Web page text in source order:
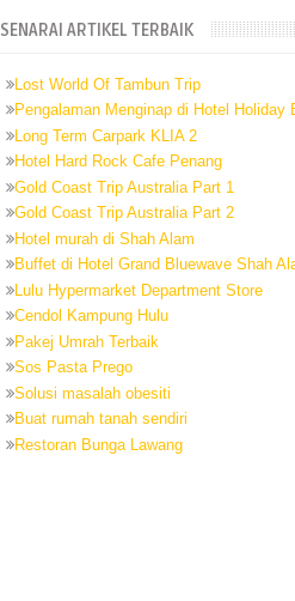
SENARAI ARTIKEL TERBAIK
Lost World Of Tambun Trip
Pengalaman Menginap di Hotel Holiday
Long Term Carpark KLIA 2
Hotel Hard Rock Cafe Penang
Gold Coast Trip Australia Part 1
Gold Coast Trip Australia Part 2
Hotel murah di Shah Alam
Buffet di Hotel Grand Bluewave Shah
Lulu Hypermarket Department Store
Cendol Kampung Hulu
Pakej Umrah Terbaik
Sos Pasta Prego
Solusi masalah obesiti
Buat rumah tanah sendiri
Restoran Bunga Lawang